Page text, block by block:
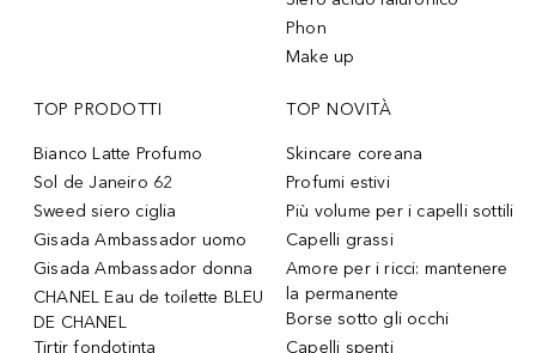
Phon
Make up
TOP PRODOTTI
Bianco Latte Profumo
Sol de Janeiro 62
Sweed siero ciglia
Gisada Ambassador uomo
Gisada Ambassador donna
CHANEL Eau de toilette BLEU
DE CHANEL
Tirtir fondotinta
TOP NOVITÀ
Skincare coreana
Profumi estivi
Più volume per i capelli sottili
Capelli grassi
Amore per i ricci: mantenere
la permanente
Borse sotto gli occhi
Capelli spenti